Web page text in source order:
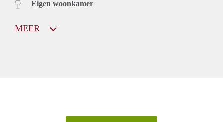
Eigen woonkamer
MEER